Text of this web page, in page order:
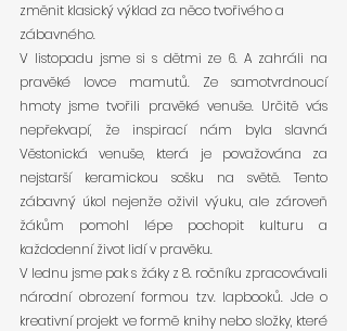
změnit klasický výklad za něco tvořivého a
zábavného.
V listopadu jsme si s dětmi ze 6. A zahráli na
pravěké lovce mamutů. Ze samotvrdnoucí
hmoty jsme tvořili pravěké venuše. Určitě vás
nepřekvapí, že inspirací nám byla slavná
Věstonická venuše, která je považována za
nejstarší keramickou sošku na světě. Tento
zábavný úkol nejenže oživil výuku, ale zároveň
žákům pomohl lépe pochopit kulturu a
každodenní život lidí v pravěku.
V lednu jsme pak s žáky z 8. ročníku zpracovávali
národní obrození formou tzv. lapbooků. Jde o
kreativní projekt ve formě knihy nebo složky, které